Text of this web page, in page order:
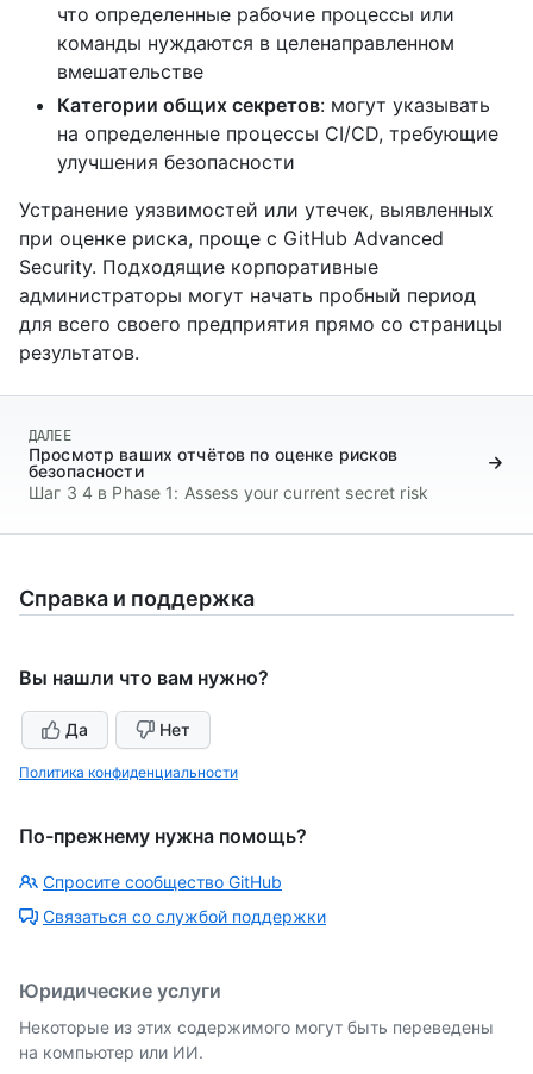
что определенные рабочие процессы или
команды нуждаются в целенаправленном
вмешательстве
Категории общих секретов: могут указывать
на определенные процессы CI/CD, требующие
улучшения безопасности
Устранение уязвимостей или утечек, выявленных
при оценке риска, проще с GitHub Advanced
Security. Подходящие корпоративные
администраторы могут начать пробный период
для всего своего предприятия прямо со страницы
результатов.
ДАЛЕЕ
Просмотр ваших отчётов по оценке рисков
безопасности
Шаг 3 4 в Phase 1: Assess your current secret risk
Справка и поддержка
Вы нашли что вам нужно?
Да Нет
Политика конфиденциальности
По-прежнему нужна помощь?
Спросите сообщество GitHub
Связаться со службой поддержки
Юридические услуги
Некоторые из этих содержимого могут быть переведены
на компьютер или ИИ.